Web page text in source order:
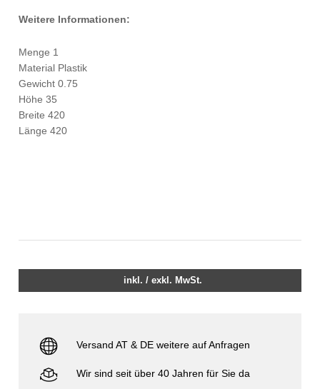
Weitere Informationen:
Menge 1
Material Plastik
Gewicht 0.75
Höhe 35
Breite 420
Länge 420
inkl. / exkl. MwSt.
Versand AT & DE weitere auf Anfragen
Wir sind seit über 40 Jahren für Sie da